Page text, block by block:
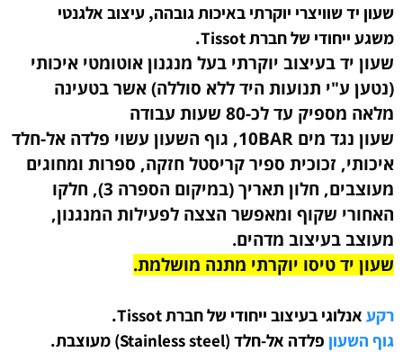
שעון יד שוויצרי יוקרתי באיכות גובהה, עיצוב אלגנטי
משגע ייחודי של חברת Tissot.
שעון יד בעיצוב יוקרתי בעל מנגנון אוטומטי איכותי
(נטען ע"י תנועות היד ללא סוללה) אשר בטעינה
מלאה מספיק עד לכ-80 שעות עבודה
שעון נגד מים 10BAR, גוף השעון עשוי פלדה אל-חלד
איכותי, זכוכית ספיר קריסטל חזקה, ספרות ומחוגים
מעוצבים, חלון תאריך (במיקום הספרה 3), חלקו
האחורי שקוף ומאפשר הצצה לפעילות המנגנון,
מעוצב בעיצוב מדהים.
שעון ידטיסו יוקרתי מתנה מושלמת.
רקע אנלוגי בעיצוב ייחודי של חברת Tissot.
גוף השעון פלדה אל-חלד (Stainless steel) מעוצבת
.